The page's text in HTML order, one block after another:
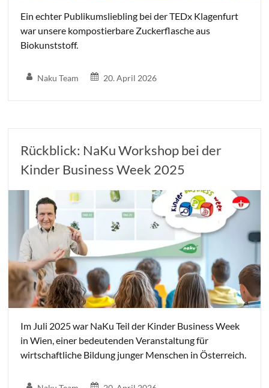
Ein echter Publikumsliebling bei der TEDx Klagenfurt
war unsere kompostierbare Zuckerflasche aus
Biokunststoff.
Naku Team 20. April 2026
Rückblick: NaKu Workshop bei der
Kinder Business Week 2025
Im Juli 2025 war NaKu Teil der Kinder Business Week
in Wien, einer bedeutenden Veranstaltung für
wirtschaftliche Bildung junger Menschen in Österreich.